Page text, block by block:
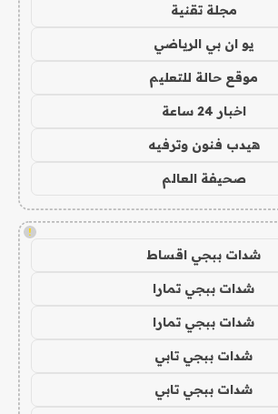
مجلة تقنية
يو ان بي الرياضي
موقع حالة للتعليم
اخبار 24 ساعة
هيدب فنون وترفيه
صحيفة العالم
!
شدات ببجي اقساط
شدات ببجي تمارا
شدات ببجي تمارا
شدات ببجي تابي
شدات ببجي تابي